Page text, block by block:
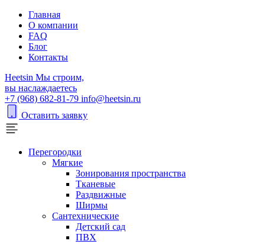
Главная
О компании
FAQ
Блог
Контакты
Heetsin Мы строим,
вы наслаждаетесь
+7 (968) 682-81-79 info@heetsin.ru
Оставить заявку
Перегородки
Мягкие
Зонирования пространства
Тканевые
Раздвижные
Ширмы
Сантехнические
Детский сад
ПВХ